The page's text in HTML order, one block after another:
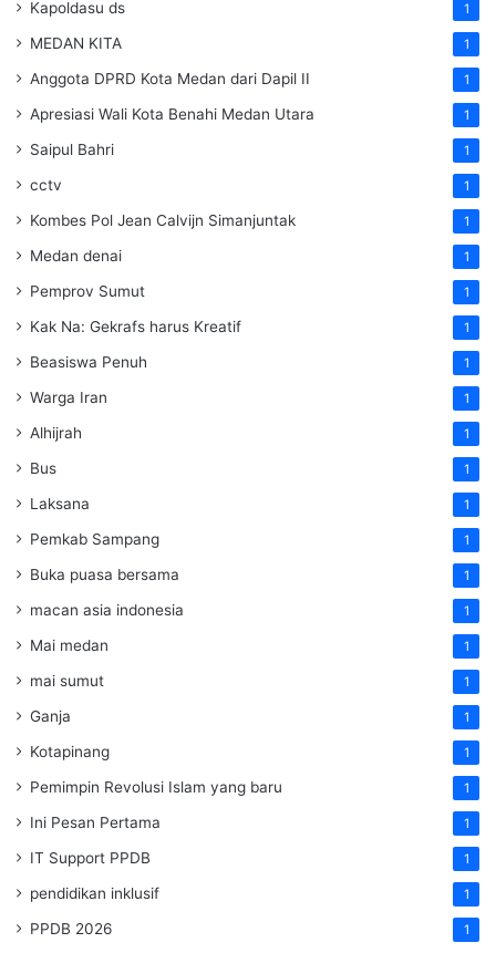
Kapoldasu ds 1
MEDAN KITA 1
Anggota DPRD Kota Medan dari Dapil II 1
Apresiasi Wali Kota Benahi Medan Utara 1
Saipul Bahri 1
cctv 1
Kombes Pol Jean Calvijn Simanjuntak 1
Medan denai 1
Pemprov Sumut 1
Kak Na: Gekrafs harus Kreatif 1
Beasiswa Penuh 1
Warga Iran 1
Alhijrah 1
Bus 1
Laksana 1
Pemkab Sampang 1
Buka puasa bersama 1
macan asia indonesia 1
Mai medan 1
mai sumut 1
Ganja 1
Kotapinang 1
Pemimpin Revolusi Islam yang baru 1
Ini Pesan Pertama 1
IT Support PPDB 1
pendidikan inklusif 1
PPDB 2026 1